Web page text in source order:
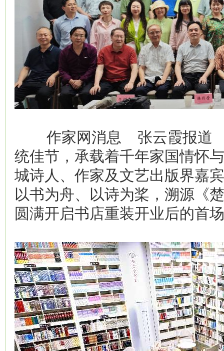
作家网消息 张云霞报道
统佳节，承载着千年家国情怀
城诗人、作家及文艺出版界嘉
以书为舟、以诗为桨，溯源《
圆满开启书店重装开业后的